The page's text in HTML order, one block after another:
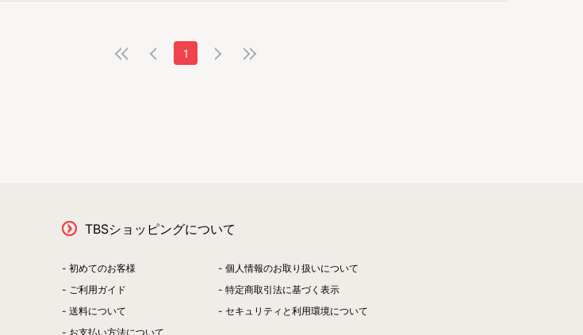
1
TBSショッピングについて
初めてのお客様
ご利用ガイド
送料について
お支払い方法について
個人情報のお取り扱いについて
特定商取引法に基づく表示
セキュリティと利用環境について